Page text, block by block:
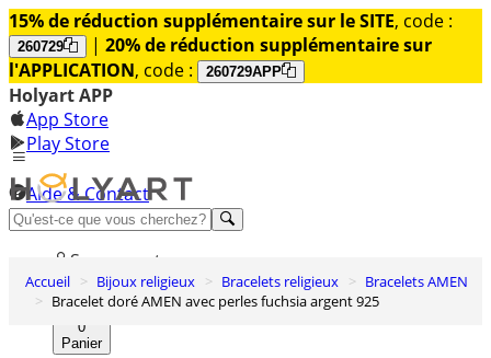
15% de réduction supplémentaire sur le SITE, code :
260729 | 20% de réduction supplémentaire sur
l'APPLICATION, code : 260729APP
Holyart APP
App Store
Play Store
Aide & Contact
Découvrez Premium
Se connecter
Liste des envies
0
Panier
Accueil Bijoux religieux Bracelets religieux
Bracelets AMEN
Bracelet doré AMEN avec perles fuchsia argent 925